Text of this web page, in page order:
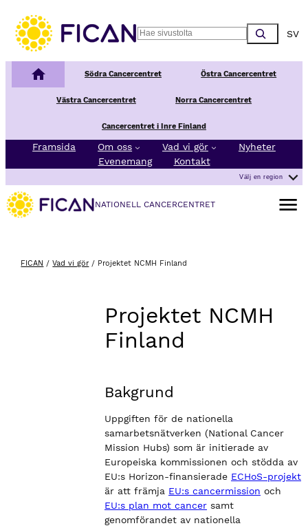
Search
Nationellt Cancercentrum
Södra Cancercentret Östra Cancercentret
Västra Cancercentret Norra Cancercentret
Cancercentret i Inre Finland
Framsida Om oss Vad vi gör
Nyheter
Evenemang
Kontakt
Välj en region
NATIONELL CANCERCENTRET
Öppna
FICAN /Vad vi gör / Projektet NCMH Finland
Projektet NCMH
Finland
Bakgrund
Uppgiften för de nationella
samarbetsnätverken (National Cancer
Mission Hubs) som är initierade av
Europeiska kommissionen och stödda av
EU:s Horizon-finansierade ECHoS-projekt
är att främja EU:s cancermission och
EU:s plan mot cancer samt
genomförandet av nationella